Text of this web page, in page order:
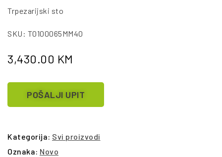
Trpezarijski sto
SKU: T0100065MM40
3,430.00 KM
POŠALJI UPIT
Kategorija: Svi proizvodi
Oznaka: Novo